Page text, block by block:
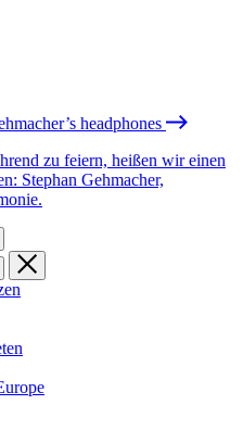
headphones
zu feiern, heißen wir einen
Stephan Gehmacher,